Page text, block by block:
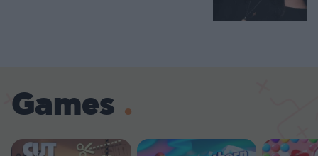
Games